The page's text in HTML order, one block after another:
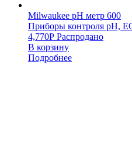
Milwaukee pH метр 600
Приборы контроля pH,
4,770Р Распродано
В корзину
Подробнее